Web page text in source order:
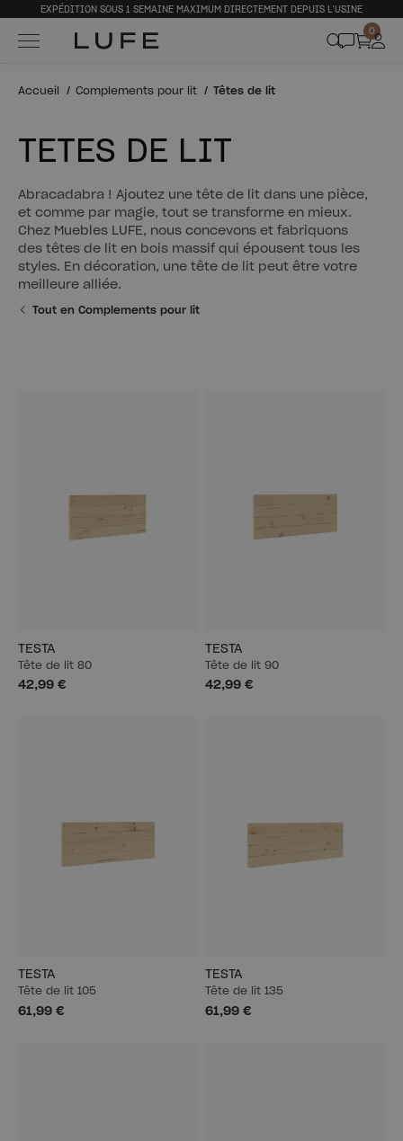
EXPÉDITION SOUS 1 SEMAINE MAXIMUM DIRECTEMENT DEPUIS L’USINE
0
Accueil Complements pour lit Têtes de lit
TÊTES DE LIT
Abracadabra ! Ajoutez une tête de lit dans une pièce,
et comme par magie, tout se transforme en mieux.
Chez Muebles LUFE, nous concevons et fabriquons
des têtes de lit en bois massif qui épousent tous les
styles. En décoration, une tête de lit peut être votre
meilleure alliée.
Tout en Complements pour lit
TESTA
Tête de lit 80
42,99 €
TESTA
Tête de lit 90
42,99 €
TESTA
Tête de lit 105
61,99 €
TESTA
Tête de lit 135
61,99 €